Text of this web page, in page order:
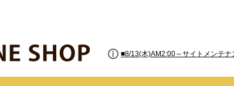
■8/13(木)AM2:00～サイトメンテナ